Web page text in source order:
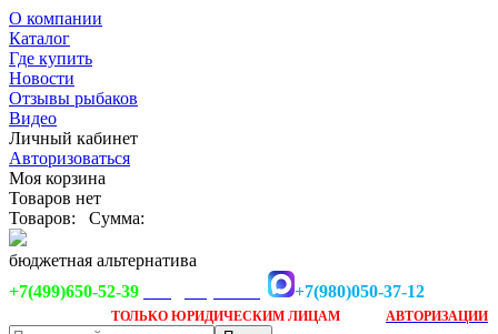
О компании
Каталог
Где купить
Новости
Отзывы рыбаков
Видео
Личный кабинет
Авторизоваться
Моя корзина
Товаров нет
Товаров:
Сумма:
бюджетная альтернатива
+7(499)650-52-39
+7(980)050-37-12
ТОЛЬКО ЮРИДИЧЕСКИМ ЛИЦАМ АВТОРИЗАЦИИ